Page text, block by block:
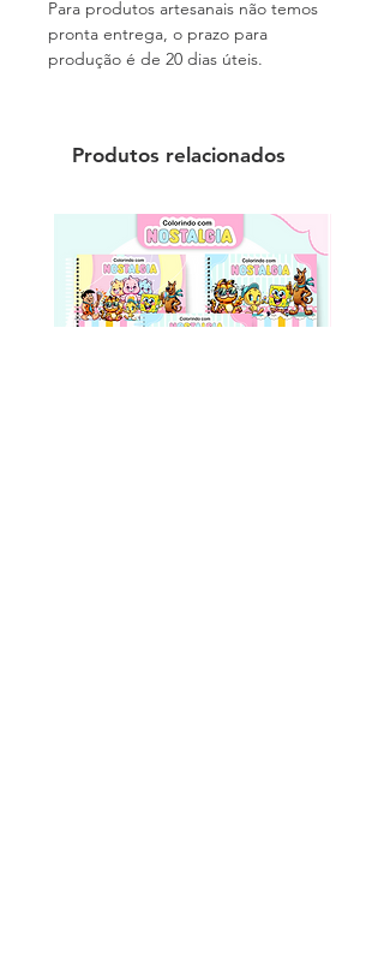
Para produtos artesanais não temos
pronta entrega, o prazo para
produção é de 20 dias úteis.
Produtos relacionados